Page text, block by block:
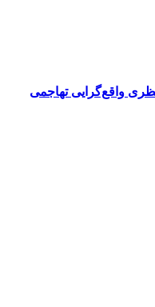
واقع‌گرایی تهاجمی